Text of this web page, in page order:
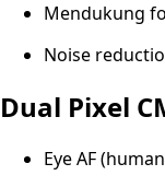
Mendukung
Noise
Dual Pixel
Eye AF